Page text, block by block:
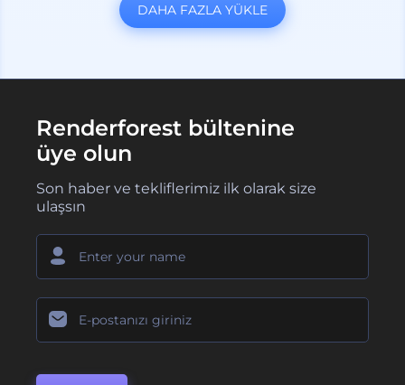
DAHA FAZLA YÜKLE
Renderforest bültenine
üye olun
Son haber ve tekliflerimiz ilk olarak size
ulaşsın